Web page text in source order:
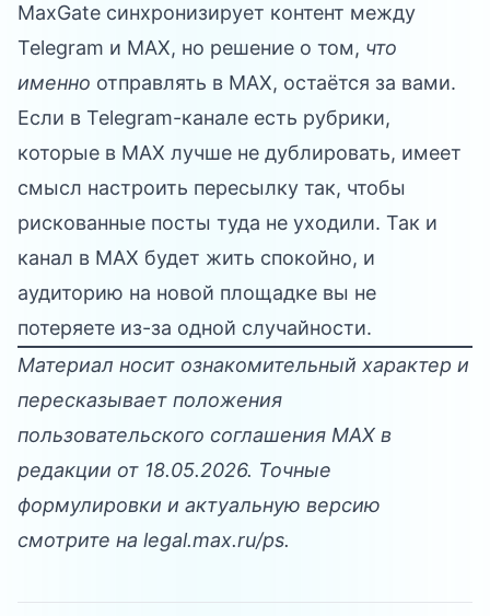
MaxGate синхронизирует контент между
Telegram и MAX, но решение о том, что
именно отправлять в MAX, остаётся за вами.
Если в Telegram-канале есть рубрики,
которые в MAX лучше не дублировать, имеет
смысл настроить пересылку так, чтобы
рискованные посты туда не уходили. Так и
канал в MAX будет жить спокойно, и
аудиторию на новой площадке вы не
потеряете из-за одной случайности.
Материал носит ознакомительный характер и
пересказывает положения
пользовательского соглашения MAX в
редакции от 18.05.2026. Точные
формулировки и актуальную версию
смотрите на legal.max.ru/ps.